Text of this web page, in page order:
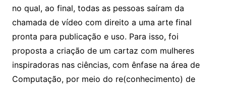
no qual, ao final, todas as pessoas saíram da
chamada de vídeo com direito a uma arte final
pronta para publicação e uso. Para isso, foi
proposta a criação de um cartaz com mulheres
inspiradoras nas ciências, com ênfase na área de
Computação, por meio do re(conhecimento) de